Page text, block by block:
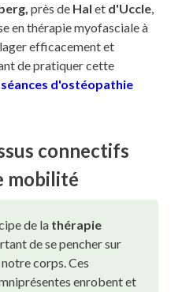
près de Hal et d'Uccle,
en thérapie myofasciale à
efficacement et
de pratiquer cette
séances d'ostéopathie
connectifs
mobilité
de la thérapie
de se pencher sur
corps. Ces
enrobent et